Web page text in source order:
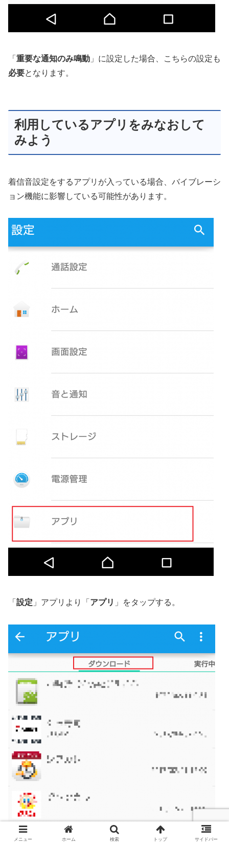
「 重要な通知のみ鳴動 」に設定した場合、こちらの設定も
必要となります。
利用しているアプリをみなおして
みよう
着信音設定をするアプリが入っている場合、バイブレーシ
ョン機能に影響している可能性があります。
「 設定 」アプリより「 アプリ 」をタップする。
メニュー ホーム 検索 トップ サイドバー